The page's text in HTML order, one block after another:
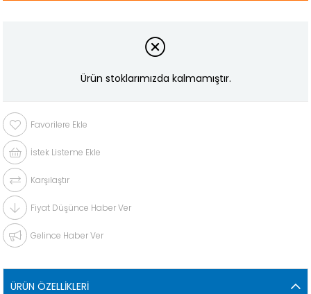
Ürün stoklarımızda kalmamıştır.
Favorilere Ekle
İstek Listeme Ekle
Karşılaştır
Fiyat Düşünce Haber Ver
Gelince Haber Ver
ÜRÜN ÖZELLIKLERI